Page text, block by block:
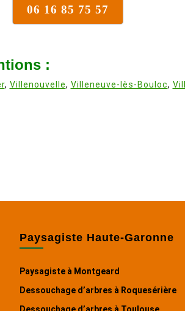
06 16 85 75 57
:
, Villenouvelle, Villeneuve-lès-Bouloc,
Paysagiste Haute-Garonne
Paysagiste à Montgeard
Dessouchage d’arbres à Roquesérière